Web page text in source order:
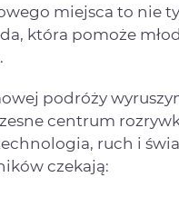
miejsca to nie
która pomoże
podróży
centrum
ruch i
czekają: